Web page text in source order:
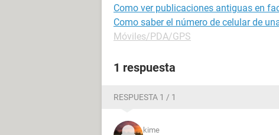
Como ver publicaciones antiguas en
Como saber el número de celular de
Móviles/PDA/GPS
1 respuesta
RESPUESTA 1 / 1
kime